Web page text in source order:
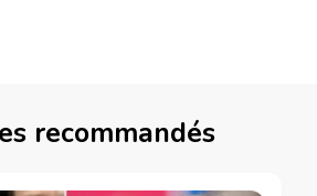
recommandés